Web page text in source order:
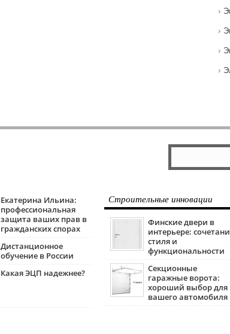
Екатерина Ильина:
профессиональная
защита ваших прав в
гражданских спорах
Дистанционное
обучение в России
Какая ЭЦП надежнее?
Строительные инновации
Финские двери в
интерьере:
стиля и
функциональности
Секционные
гаражные ворота:
хороший выбор для
вашего автомобиля